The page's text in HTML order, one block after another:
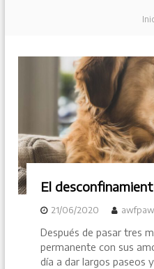
El
21/06/2020 awfpaw
Después de pasar tres
permanente con sus
día a dar largos paseos